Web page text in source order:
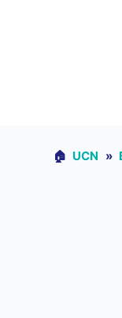
🏠︎ UCN »